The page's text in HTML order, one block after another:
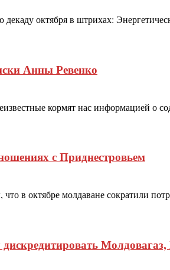
октября в штрихах:
Анны Ревенко
кормят нас информацией о
с Приднестровьем
в октябре молдаване сократили